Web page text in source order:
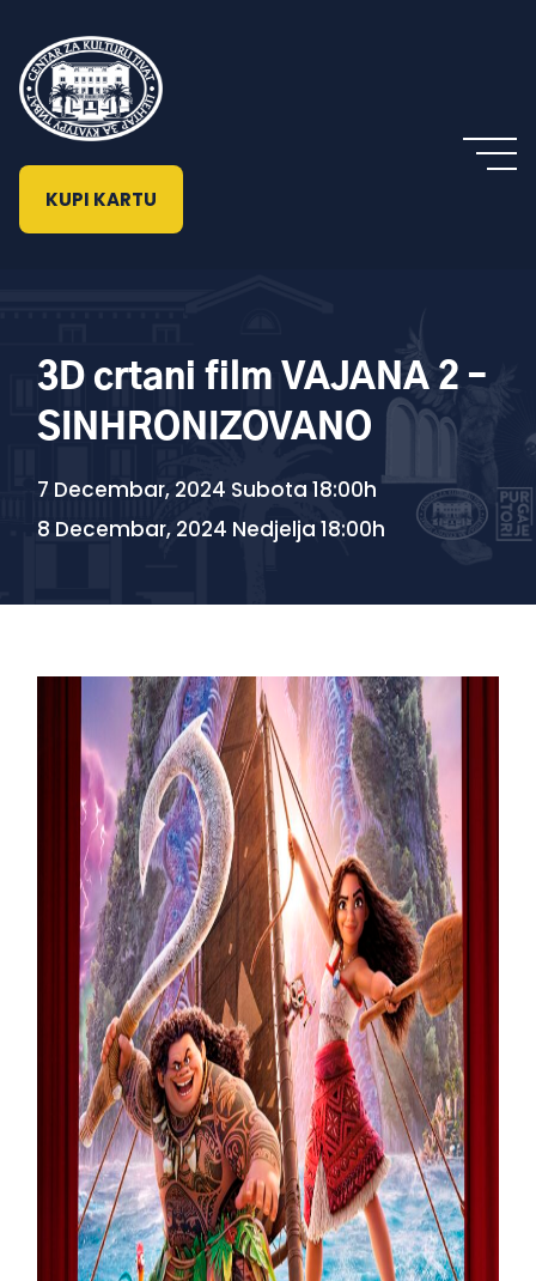
KUPI KARTU
3D crtani film VAJANA 2 –
SINHRONIZOVANO
7 Decembar, 2024 Subota 18:00h
8 Decembar, 2024 Nedjelja 18:00h